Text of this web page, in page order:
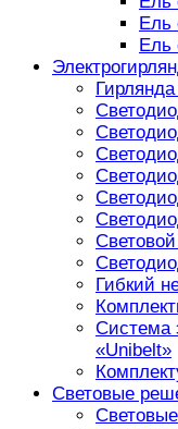
Ель
Ель
Гибкий
Система
«Unibelt»
Световые